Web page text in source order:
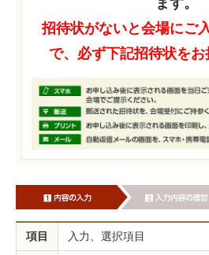
ます。
招待状がないと会場にご
で、必ず下記招待状をお
項目 入力、選択項目